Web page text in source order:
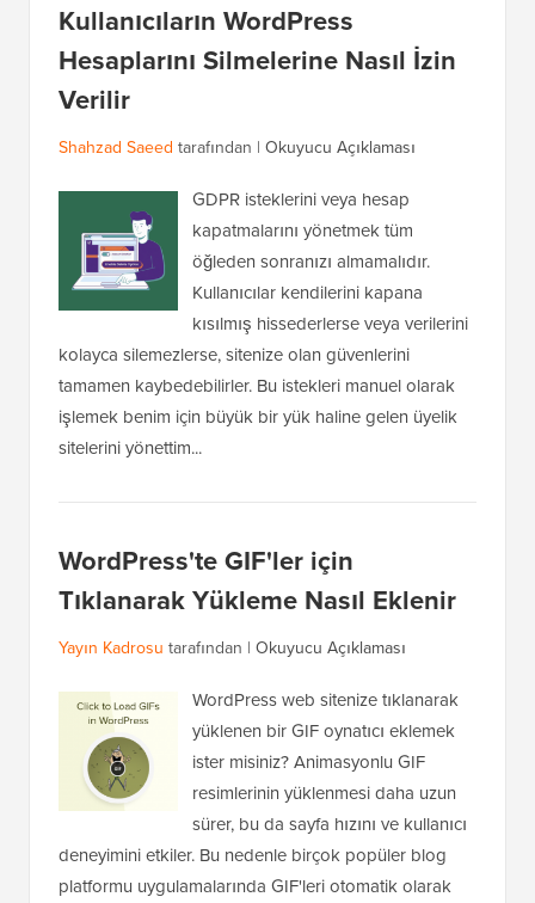
Kullanıcıların WordPress
Hesaplarını Silmelerine Nasıl İzin
Verilir
Shahzad Saeed tarafından | Okuyucu Açıklaması
GDPR isteklerini veya hesap
kapatmalarını yönetmek tüm
öğleden sonranızı almamalıdır.
Kullanıcılar kendilerini kapana
kısılmış hissederlerse veya verilerini
kolayca silemezlerse, sitenize olan güvenlerini
tamamen kaybedebilirler. Bu istekleri manuel olarak
işlemek benim için büyük bir yük haline gelen üyelik
sitelerini yönettim...
WordPress'te GIF'ler için
Tıklanarak Yükleme Nasıl Eklenir
Yayın Kadrosu tarafından | Okuyucu Açıklaması
WordPress web sitenize tıklanarak
yüklenen bir GIF oynatıcı eklemek
ister misiniz? Animasyonlu GIF
resimlerinin yüklenmesi daha uzun
sürer, bu da sayfa hızını ve kullanıcı
deneyimini etkiler. Bu nedenle birçok popüler blog
platformu uygulamalarında GIF'leri otomatik olarak